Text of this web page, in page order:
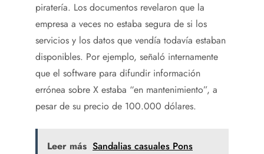
piratería. Los documentos revelaron que la
empresa a veces no estaba segura de si los
servicios y los datos que vendía todavía estaban
disponibles. Por ejemplo, señaló internamente
que el software para difundir información
errónea sobre X estaba “en mantenimiento”, a
pesar de su precio de 100.000 dólares.
Leer más Sandalias casuales Pons